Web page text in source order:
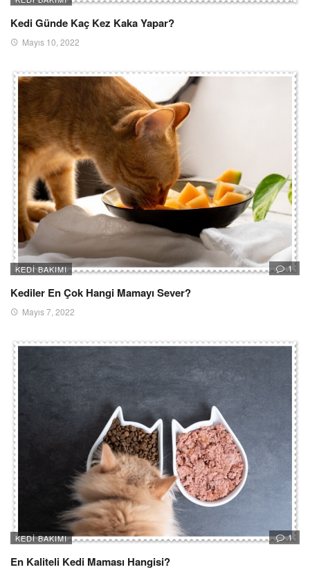
Kedi Günde Kaç Kez Kaka Yapar?
Mayıs 10, 2022
KEDI BAKIMI 1
Kediler En Çok Hangi Mamayı Sever?
Mayıs 7, 2022
KEDI BAKIMI 1
En Kaliteli Kedi Maması Hangisi?